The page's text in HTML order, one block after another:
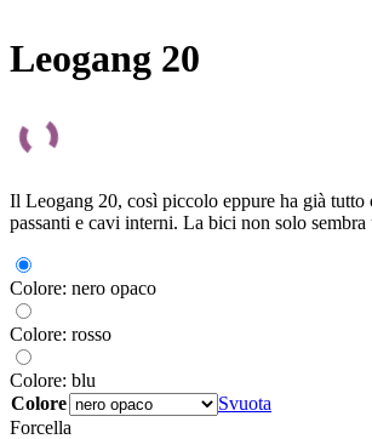
Leogang 20
Il Leogang 20, così piccolo eppure ha già tutto
passanti e cavi interni. La bici non solo
Colore: nero opaco
Colore: rosso
Colore: blu
Colore
Svuota
Forcella